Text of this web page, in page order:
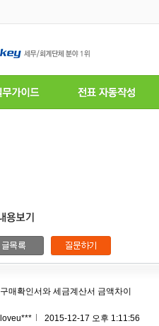
구매확인서와 세금계산서 금액차이
loveu*** 2015-12-17 오후 1:11:56